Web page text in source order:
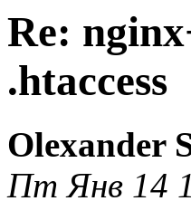
Re:
.htaccess
Olexander
Пт Янв 14